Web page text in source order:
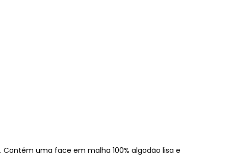
uma face em malha 100% algodão lisa e